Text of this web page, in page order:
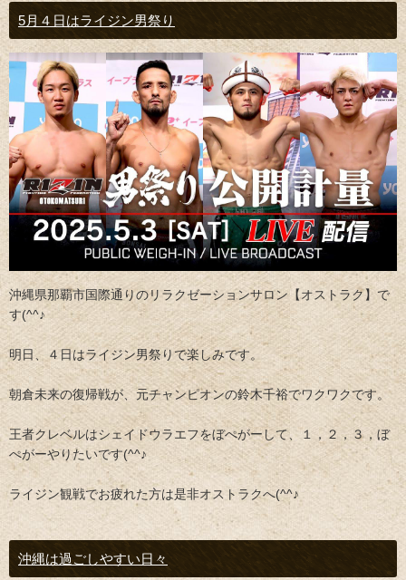
5月４日はライジン男祭り
沖縄県那覇市国際通りのリラクゼーションサロン【オストラク】で
す(^^♪
明日、４日はライジン男祭りで楽しみです。
朝倉未来の復帰戦が、元チャンピオンの鈴木千裕でワクワクです。
王者クレベルはシェイドウラエフをぼぺがーして、１，２，３，ぼ
ぺがーやりたいです(^^♪
ライジン観戦でお疲れた方は是非オストラクへ(^^♪
沖縄は過ごしやすい日々